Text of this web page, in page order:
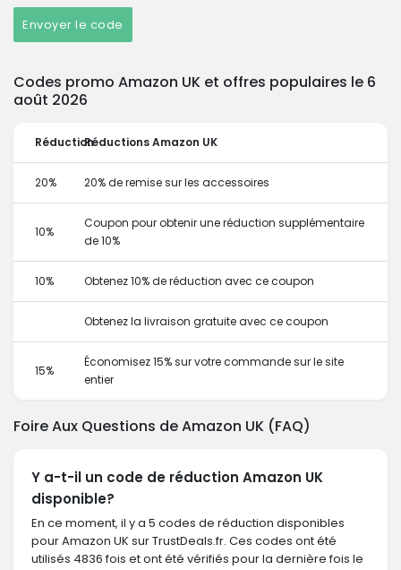
Envoyer le code
Codes promo Amazon UK et offres populaires le 6
août 2026
RéductionRéductions Amazon UK
20% 20% de remise sur les accessoires
10%
Coupon pour obtenir une réduction supplémentaire
de 10%
10% Obtenez 10% de réduction avec ce coupon
Obtenez la livraison gratuite avec ce coupon
15%
Économisez 15% sur votre commande sur le site
entier
Foire Aux Questions de Amazon UK (FAQ)
Y a-t-il un code de réduction Amazon UK
disponible?
En ce moment, il y a 5 codes de réduction disponibles
pour Amazon UK sur TrustDeals.fr. Ces codes ont été
utilisés 4836 fois et ont été vérifiés pour la dernière fois le